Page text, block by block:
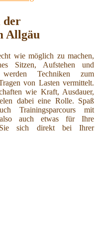
der
Allgäu
wie möglich zu machen,
Sitzen, Aufstehen und
Techniken zum
von Lasten vermittelt.
wie Kraft, Ausdauer,
dabei eine Rolle. Spaß
Trainingsparcours mit
also auch etwas für Ihre
sich direkt bei Ihrer